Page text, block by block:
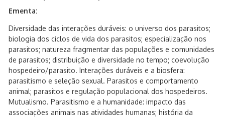
Ementa:
Diversidade das interações duráveis: o universo dos parasitos;
biologia dos ciclos de vida dos parasitos; especialização nos
parasitos; natureza fragmentar das populações e comunidades
de parasitos; distribuição e diversidade no tempo; coevolução
hospedeiro/parasito. Interações duráveis e a biosfera:
parasitismo e seleção sexual. Parasitos e comportamento
animal; parasitos e regulação populacional dos hospedeiros.
Mutualismo. Parasitismo e a humanidade: impacto das
associações animais nas atividades humanas; história da